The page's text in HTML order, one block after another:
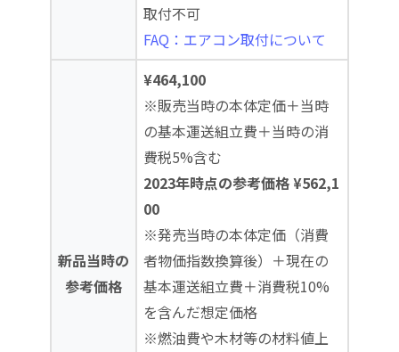
取付不可
FAQ：エアコン取付について
新品当時の
参考価格
¥464,100
※販売当時の本体定価＋当時
の基本運送組立費＋当時の消
費税5%含む
2023年時点の参考価格 ¥562,1
00
※発売当時の本体定価（消費
者物価指数換算後）＋現在の
基本運送組立費＋消費税10%
を含んだ想定価格
※燃油費や木材等の材料値上